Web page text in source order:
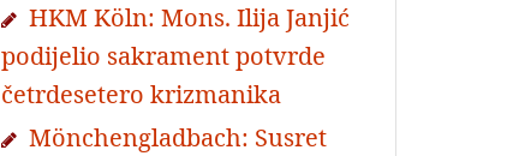
HKM Köln: Mons. Ilija Janjić
podijelio sakrament potvrde
četrdesetero krizmanika
Mönchengladbach: Susret